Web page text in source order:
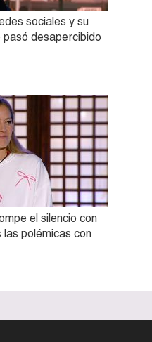
sociales y su
pasó desapercibido
el silencio con
polémicas con